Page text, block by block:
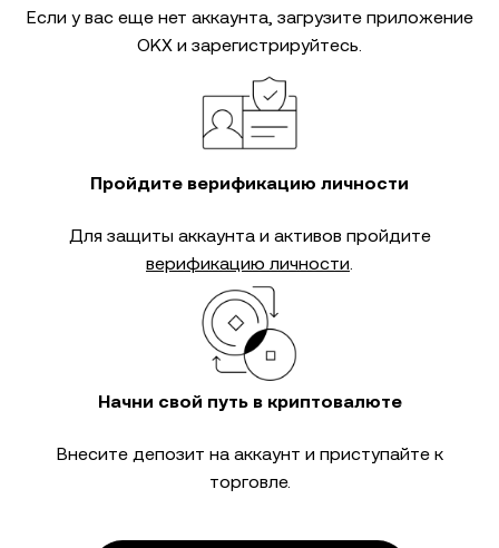
Если у вас еще нет аккаунта, загрузите приложение
OKX и зарегистрируйтесь.
Пройдите верификацию личности
Для защиты аккаунта и активов пройдите
верификацию личности.
Начни свой путь в криптовалюте
Внесите депозит на аккаунт и приступайте к
торговле.